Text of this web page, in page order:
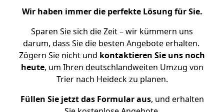
Wir haben immer die perfekte Lösung für Sie.
Sparen Sie sich die Zeit – wir kümmern uns
darum, dass Sie die besten Angebote erhalten.
Zögern Sie nicht und kontaktieren Sie uns noch
heute, um Ihren deutschlandweiten Umzug von
Trier nach Heideck zu planen.
Füllen Sie jetzt das Formular aus, und erhalten